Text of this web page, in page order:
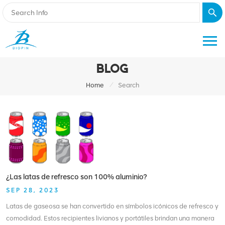
BLOG
Home / Search
¿Las latas de refresco son 100% aluminio?
SEP 28, 2023
Latas de gaseosa se han convertido en símbolos icónicos de refresco y
comodidad. Estos recipientes livianos y portátiles brindan una manera